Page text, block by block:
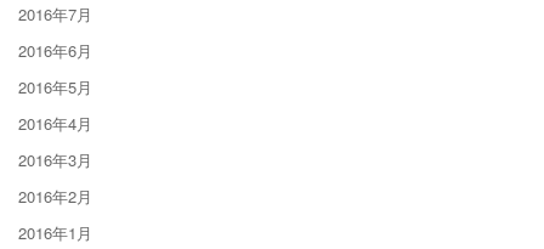
2016年7月
2016年6月
2016年5月
2016年4月
2016年3月
2016年2月
2016年1月